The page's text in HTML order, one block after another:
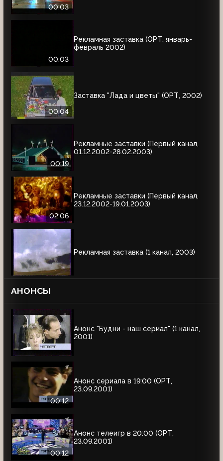
00:03
00:03
Рекламная заставка (ОРТ, январь-
февраль 2002)
00:04
Заставка "Лада и цветы" (ОРТ, 2002)
00:19
Рекламные заставки (Первый канал,
01.12.2002-28.02.2003)
02:06
Рекламные заставки (Первый канал,
23.12.2002-19.01.2003)
Рекламная заставка (1 канал, 2003)
АНОНСЫ
Анонс "Будни - наш сериал" (1 канал,
2001)
00:12
Анонс сериала в 19:00 (ОРТ,
23.09.2001)
00:12
Анонс телеигр в 20:00 (ОРТ,
23.09.2001)